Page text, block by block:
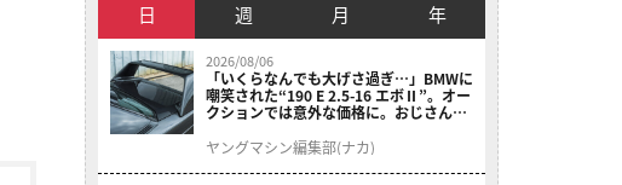
日 週 月 年
2026/08/06
「いくらなんでも大げさ過ぎ…」BMWに
嘲笑された“190 E 2.5-16 エボⅡ”。オー
クションでは意外な価格に。おじさん達
ヤングマシン編集部(ナカ)